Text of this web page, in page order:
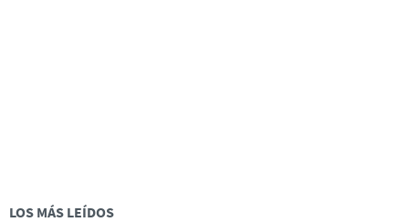
LOS MÁS LEÍDOS